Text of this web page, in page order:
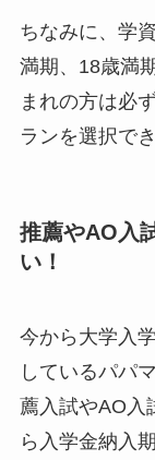
ちなみに、学
満期、18歳満
まれの方は必
ランを選択で
推薦やAO入
い！
今から大学入
しているパパ
薦入試やAO入
ら入学金納入